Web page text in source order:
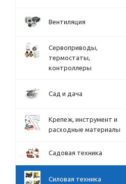
Вентиляция
Сервоприводы,
термостаты,
контроллеры
Сад и дача
Крепеж, инструмент и
расходные материалы
Садовая техника
Силовая техника